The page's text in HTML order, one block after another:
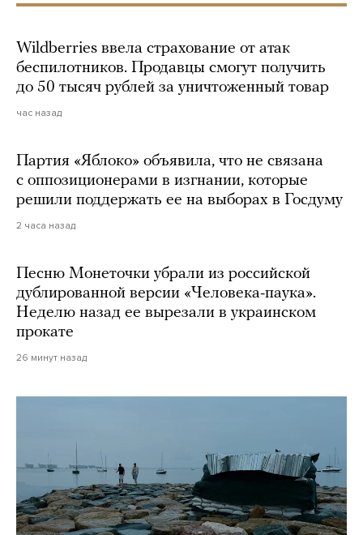
Wildberries ввела страхование от атак
беспилотников. Продавцы смогут получить
до 50 тысяч рублей за уничтоженный товар
час назад
Партия «Яблоко» объявила, что не связана
с оппозиционерами в изгнании, которые
решили поддержать ее на выборах в Госдуму
2 часа назад
Песню Монеточки убрали из российской
дублированной версии «Человека-паука».
Неделю назад ее вырезали в украинском
прокате
26 минут назад